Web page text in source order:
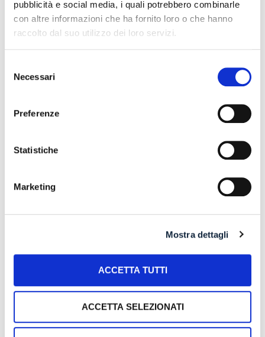
pubblicità e social media, i quali potrebbero combinarle
con altre informazioni che ha fornito loro o che hanno
raccolto dal suo utilizzo dei loro servizi.
delNecessari
Preferenze
Statistiche
Marketing
Mostra dettagli
ACCETTA TUTTI
ACCETTA SELEZIONATI
CONTI CORRENTI E SULL’EVENTUALE RIFIUTO DI
APERTURA DI NUOVI RAPPORTI BANCARI
ANCHE PER L’IMPRENDITORE CESSATO CHE INTENDA
RISTRUTTURARE DEBITI DERIVANTI DALLA
RISARCIMENTO DANNI – CONDOTTA INADEMPIENTE DEI
TRA OBBLIGAZIONE NATURALE E ARRICCHIMENTO
SENZA CAUSA: LA CASSAZIONE RIBADISCE IL CRITERIO